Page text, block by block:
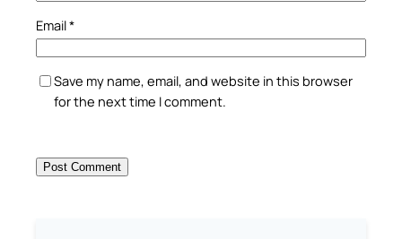
Email*
Save my name, email, and website in this browser
for the next time I comment.